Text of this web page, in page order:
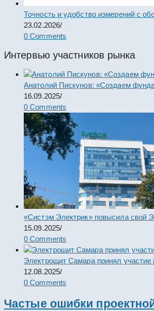
Точность и удобство измерений с
23.02.2026/
0 Comments
Интервью участников рынка
Анатолий Пискунов: «Создаем
16.09.2025/
0 Comments
«Систэм Электрик» повысила свой
15.09.2025/
0 Comments
Электрощит Самара принял
12.08.2025/
0 Comments
Частые ошибки